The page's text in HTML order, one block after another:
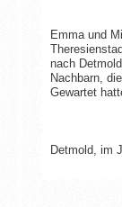
Emma und
nach
Nachbarn,
Gewartet
Detmold, im